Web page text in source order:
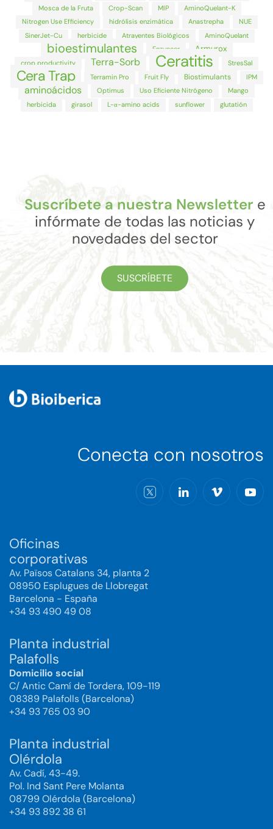
Mosca de la Fruta
Crop-Scan MIP
AminoQuelant-K
Nitrogen Use Efficiency
hidrólisis enzimática Anastrepha
NUE
SinerJet-Cu
herbicide Atrayentes Biológicos AminoQuelant
bioestimulantes Enzyneer Armurox
crop productivity Terra-Sorb Ceratitis StresSal
Cera Trap Terramin Pro Fruit Fly Biostimulants IPM
aminoácidos Optimus Uso Eficiente Nitrógeno
Mango
herbicida
girasol L-α-amino acids sunflower glutatión
Suscríbete a nuestra Newsletter e
infórmate de todas las noticias y
novedades del sector
SUSCRÍBETE
Conecta con nosotros
Oficinas
corporativas
Av. Països Catalans 34, planta 2
08950 Esplugues de Llobregat
Barcelona - España
+34 93 490 49 08
Planta industrial
Palafolls
Domicilio social
C/ Antic Camí de Tordera, 109-119
08389 Palafolls (Barcelona)
+34 93 765 03 90
Planta industrial
Olérdola
Av. Cadí, 43-49.
Pol. Ind Sant Pere Molanta
08799 Olérdola (Barcelona)
+34 93 892 38 61